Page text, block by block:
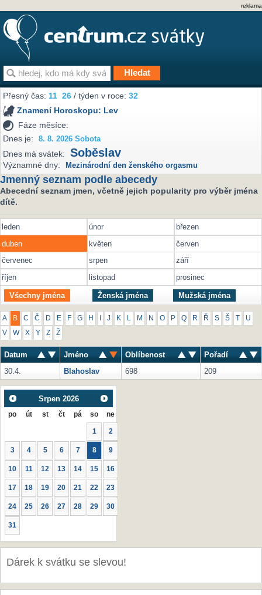
reklama
Přesný čas:11 26 / týden v roce:32
Znamení Horoskopu: Lev
Fáze měsíce:
Dnes je:
8. 8. 2026 Sobota
Dnes má svátek: Soběslav
Významné dny: Mezinárodní den ženského orgasmu
Jmenný seznam podle abecedy
Abecední seznam jmen, včetně jejich popularity pro výběr jména
dítě.
leden únor
březen
duben
květen
červen
červenec
srpen
září
říjen
listopad prosinec
Všechny jména Ženská jména Mužská jména
A B C Č D E F G H J K M N O P Q R Ř S Š U
V W X Y Z Ž
Datum Jméno Oblíbenost
Pořadí
30.4.
Blahoslav 698 209
Srpen 2026
po út st čt pá so ne
1 2
3 4 5 6 7 8 9
10 11 12 13 14 15 16
17 18 19 20 21 22 23
24 25 26 27 28 29 30
31
Dárek k svátku se slevou!